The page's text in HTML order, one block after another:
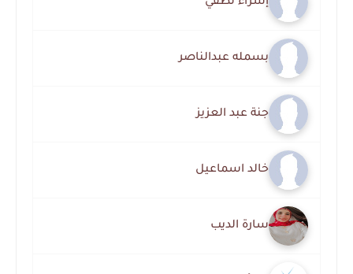
بسمله عبدالناصر
جنة عبد العزيز
خالد اسماعيل
سارة الديب